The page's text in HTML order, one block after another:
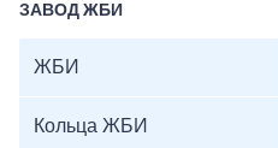
ЗАВОД ЖБИ
ЖБИ
Кольца ЖБИ